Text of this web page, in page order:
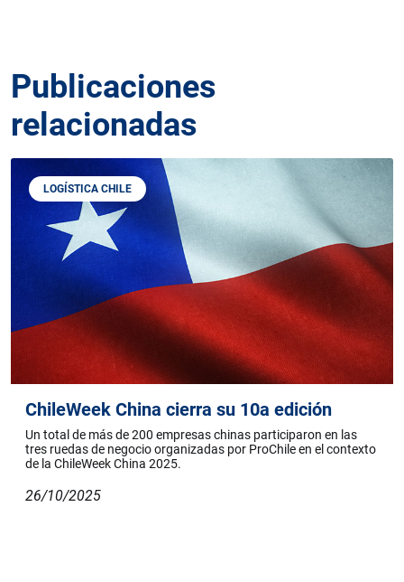
Publicaciones
relacionadas
LOGÍSTICA CHILE
ChileWeek China cierra su 10a edición
Un total de más de 200 empresas chinas participaron en las
tres ruedas de negocio organizadas por ProChile en el contexto
de la ChileWeek China 2025.
26/10/2025